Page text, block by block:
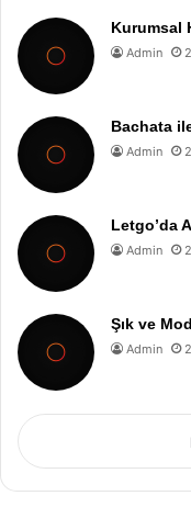
Kurumsal
Admin
Bachata
Admin
Letgo’da
Admin
Şık ve
Admin